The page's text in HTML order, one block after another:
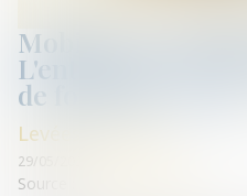
Mobilier
L'entreprise
de fonds de 5,2 M€
Levées de fonds
29/05/2024
Source :